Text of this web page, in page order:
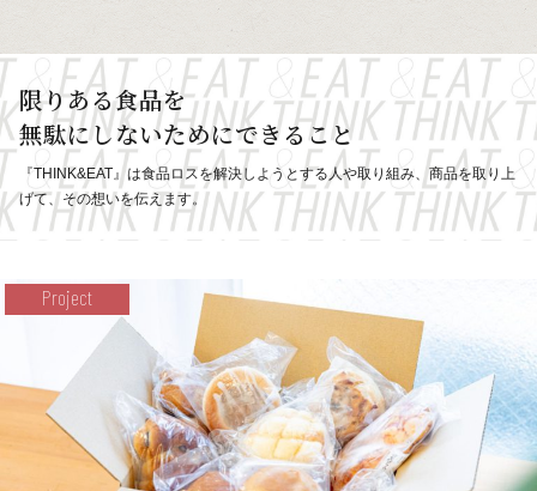
限りある食品を
無駄にしないためにできること
『THINK&EAT』は食品ロスを解決しようとする人や取り組み、商品を取り上
げて、その想いを伝えます。
Project